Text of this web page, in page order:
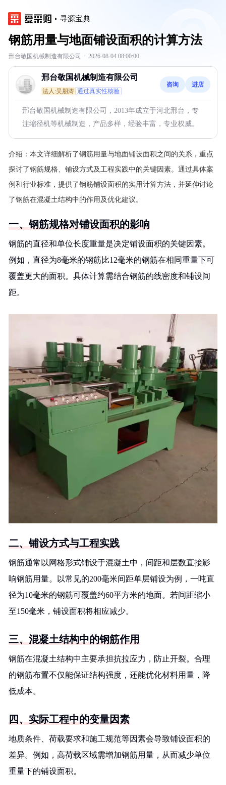
寻源宝典
钢筋用量与地面铺设面积的计算方法
邢台敬国机械制造有限公司 · 2026-08-04 08:00:00
邢台敬国机械制造有限公司
法人:吴朋涛 通过真实性核验
咨询 进店
邢台敬国机械制造有限公司，2013年成立于河北邢台，专
注缩径机等机械制造，产品多样，经验丰富，专业权威。
介绍： 本文详细解析了钢筋用量与地面铺设面积之间的关系，重点
探讨了钢筋规格、铺设方式及工程实践中的关键因素。通过具体案
例和行业标准，提供了钢筋铺设面积的实用计算方法，并延伸讨论
了钢筋在混凝土结构中的作用及优化建议。
一、钢筋规格对铺设面积的影响
钢筋的直径和单位长度重量是决定铺设面积的关键因素。
例如，直径为8毫米的钢筋比12毫米的钢筋在相同重量下可
覆盖更大的面积。具体计算需结合钢筋的线密度和铺设间
距。
二、铺设方式与工程实践
钢筋通常以网格形式铺设于混凝土中，间距和层数直接影
响钢筋用量。以常见的200毫米间距单层铺设为例，一吨直
径为10毫米的钢筋可覆盖约60平方米的地面。若间距缩小
至150毫米，铺设面积将相应减少。
三、混凝土结构中的钢筋作用
钢筋在混凝土结构中主要承担抗拉应力，防止开裂。合理
的钢筋布置不仅能保证结构强度，还能优化材料用量，降
低成本。
四、实际工程中的变量因素
地质条件、荷载要求和施工规范等因素会导致铺设面积的
差异。例如，高荷载区域需增加钢筋用量，从而减少单位
重量下的铺设面积。